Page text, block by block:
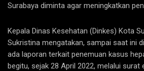
Surabaya diminta agar meningkatkan
Kepala Dinas Kesehatan (Dinkes) Kota
Sukristina mengatakan, sampai saat ini
ada laporan terkait penemuan kasus
begitu, sejak 28 April 2022, melalui surat